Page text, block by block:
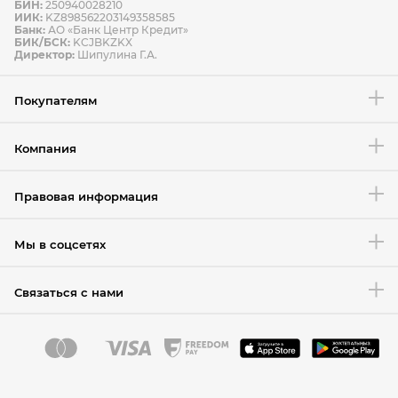
Условия возврата товара
БИН: 250940028210
ИИК: KZ898562203149358585
Банк: АО «Банк Центр Кредит»
БИК/БСК: KCJBKZKX
Директор: Шипулина Г.А.
Покупателям
Компания
Правовая информация
Мы в соцсетях
Связаться с нами